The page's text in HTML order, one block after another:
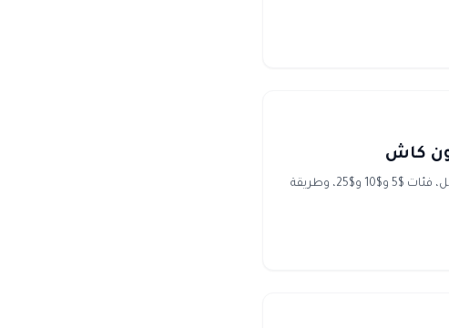
اشتري بطاقة جوجل بلاي امريكية في مصر بفودافون كاش أو انستاباي. توصيل كود فوري على الإيميل، فئات $5 و$10 و$25، وطريقة